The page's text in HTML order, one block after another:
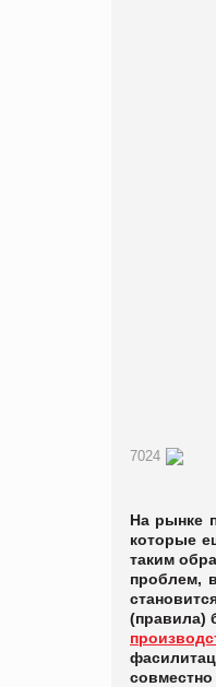
7024
На рынке
которые
таким
проблем,
(правила)